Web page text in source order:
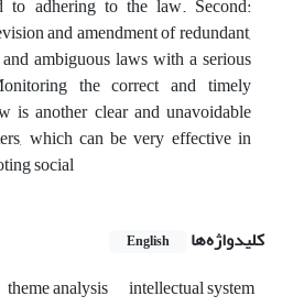
and amendment of redundant,
ambiguous laws with a serious
the correct and timely
is another clear and unavoidable
which can be very effective in
social
کلیدواژه‌ها English
theme analysis
intellectual system